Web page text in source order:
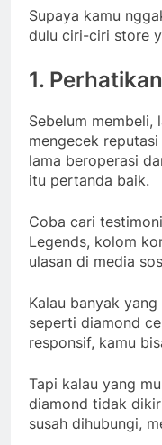
Supaya kamu
dulu ciri-ciri store
1.
Sebelum membeli,
mengecek
lama beroperasi
itu pertanda baik.
Coba cari
Legends, kolom
ulasan di media
Kalau banyak
seperti diamond
responsif, kamu
Tapi kalau yang
diamond tidak
susah dihubungi,